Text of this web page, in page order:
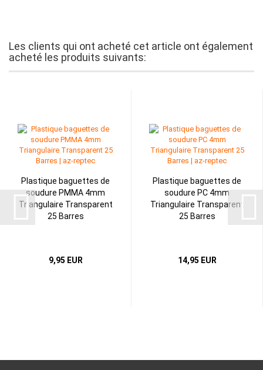
Les clients qui ont acheté cet article ont également
acheté les produits suivants:
Plastique baguettes de
soudure PMMA 4mm
Triangulaire Transparent
25 Barres
9,95 EUR
Plastique baguettes de
soudure PC 4mm
Triangulaire Transparent
25 Barres
14,95 EUR